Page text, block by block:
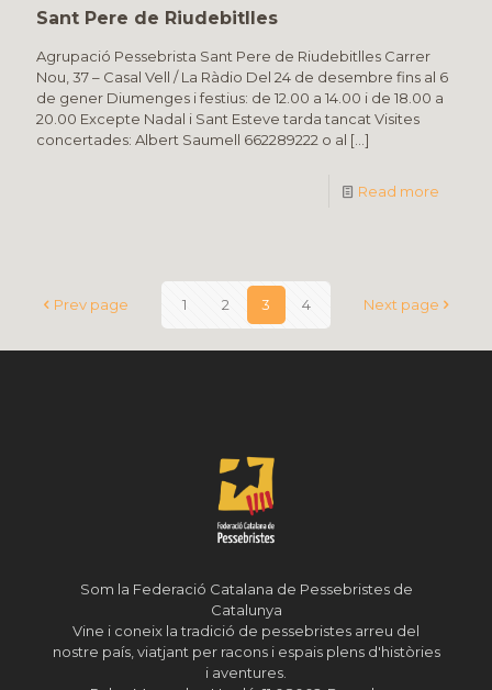
Sant Pere de Riudebitlles
Agrupació Pessebrista Sant Pere de Riudebitlles Carrer
Nou, 37 – Casal Vell / La Ràdio Del 24 de desembre fins al 6
de gener Diumenges i festius: de 12.00 a 14.00 i de 18.00 a
20.00 Excepte Nadal i Sant Esteve tarda tancat Visites
concertades: Albert Saumell 662289222 o al […]
Read more
Prev page 1 2 3 4 Next page
Som la Federació Catalana de Pessebristes de
Catalunya
Vine i coneix la tradició de pessebristes arreu del
nostre país, viatjant per racons i espais plens d'històries
i aventures.